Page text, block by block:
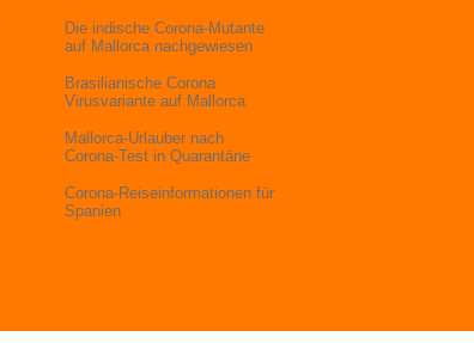
Die indische Corona-Mutante
auf Mallorca nachgewiesen
Brasilianische Corona
Virusvariante auf Mallorca
Mallorca-Urlauber nach
Corona-Test in Quarantäne
Corona-Reiseinformationen für
Spanien